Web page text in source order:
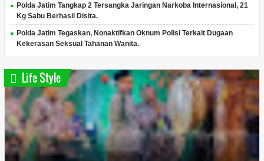
Polda Jatim Tangkap 2 Tersangka Jaringan Narkoba Internasional, 21
Kg Sabu Berhasil Disita.
Polda Jatim Tegaskan, Nonaktifkan Oknum Polisi Terkait Dugaan
Kekerasan Seksual Tahanan Wanita.
Life Style